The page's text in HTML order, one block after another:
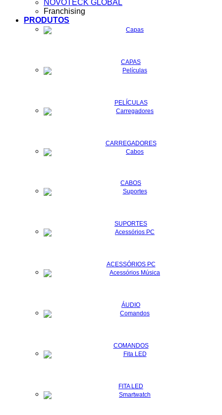
NOVOTECK GLOBAL
Franchising
PRODUTOS
CAPAS
PELÍCULAS
CARREGADORES
CABOS
SUPORTES
ACESSÓRIOS PC
ÁUDIO
COMANDOS
FITA LED